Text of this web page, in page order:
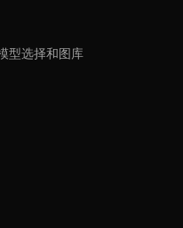
型选择和图库